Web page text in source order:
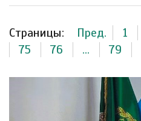
Страницы: Пред. 1
75
76 ... 79